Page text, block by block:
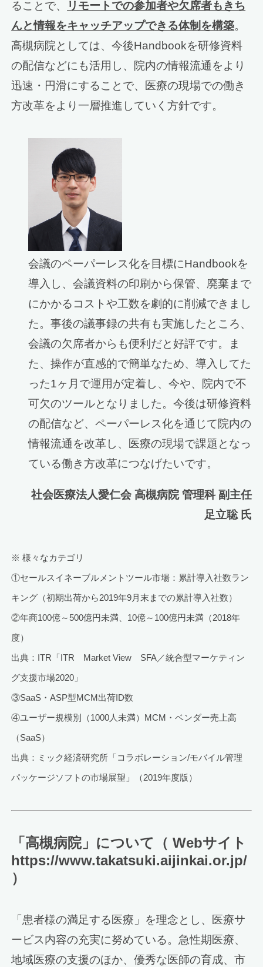
ることで、
リモートでの参加者や欠席者もきち
んと情報をキャッチアップできる体制を構築。
高槻病院としては、今後Handbookを研修資料
の配信などにも活用し、院内の情報流通をより
迅速・円滑にすることで、医療の現場での働き
方改革をより一層推進していく方針です。
会議のペーパーレス化を目標にHandbookを
導入し、会議資料の印刷から保管、廃棄まで
にかかるコストや工数を劇的に削減できまし
た。事後の議事録の共有も実施したところ、
会議の欠席者からも便利だと好評です。ま
た、操作が直感的で簡単なため、導入してた
った1ヶ月で運用が定着し、今や、院内で不
可欠のツールとなりました。今後は研修資料
の配信など、ペーパーレス化を通じて院内の
情報流通を改革し、医療の現場で課題となっ
ている働き方改革につなげたいです。
社会医療法人愛仁会 高槻病院 管理科 副主任
足立聡 氏
※ 様々なカテゴリ
①セールスイネーブルメントツール市場：累計導入社数ラン
キング（初期出荷から2019年9月末までの累計導入社数）
②年商100億～500億円未満、10億～100億円未満（2018年
度）
出典：ITR「ITR Market View SFA／統合型マーケティン
グ支援市場2020」
③SaaS・ASP型MCM出荷ID数
④ユーザー規模別（1000人未満）MCM・ベンダー売上高
（SaaS）
出典：ミック経済研究所「コラボレーション/モバイル管理
パッケージソフトの市場展望」（2019年度版）
「高槻病院」について（ Webサイト
https://www.takatsuki.aijinkai.or.jp/
）
「患者様の満足する医療」を理念とし、医療サ
ービス内容の充実に努めている。急性期医療、
地域医療の支援のほか、優秀な医師の育成、市